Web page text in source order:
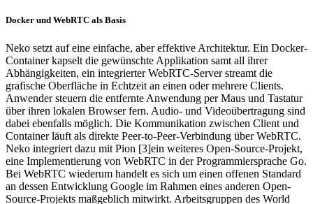
Docker und WebRTC als Basis
Neko setzt auf eine einfache, aber effektive Architektur. Ein Docker-
Container kapselt die gewünschte Applikation samt all ihrer
Abhängigkeiten, ein integrierter WebRTC-Server streamt die
grafische Oberfläche in Echtzeit an einen oder mehrere Clients.
Anwender steuern die entfernte Anwendung per Maus und Tastatur
über ihren lokalen Browser fern. Audio- und Videoübertragung sind
dabei ebenfalls möglich. Die Kommunikation zwischen Client und
Container läuft als direkte Peer-to-Peer-Verbindung über WebRTC.
Neko integriert dazu mit Pion [3]ein weiteres Open-Source-Projekt,
eine Implementierung von WebRTC in der Programmiersprache Go.
Bei WebRTC wiederum handelt es sich um einen offenen Standard
an dessen Entwicklung Google im Rahmen eines anderen Open-
Source-Projekts maßgeblich mitwirkt. Arbeitsgruppen des World